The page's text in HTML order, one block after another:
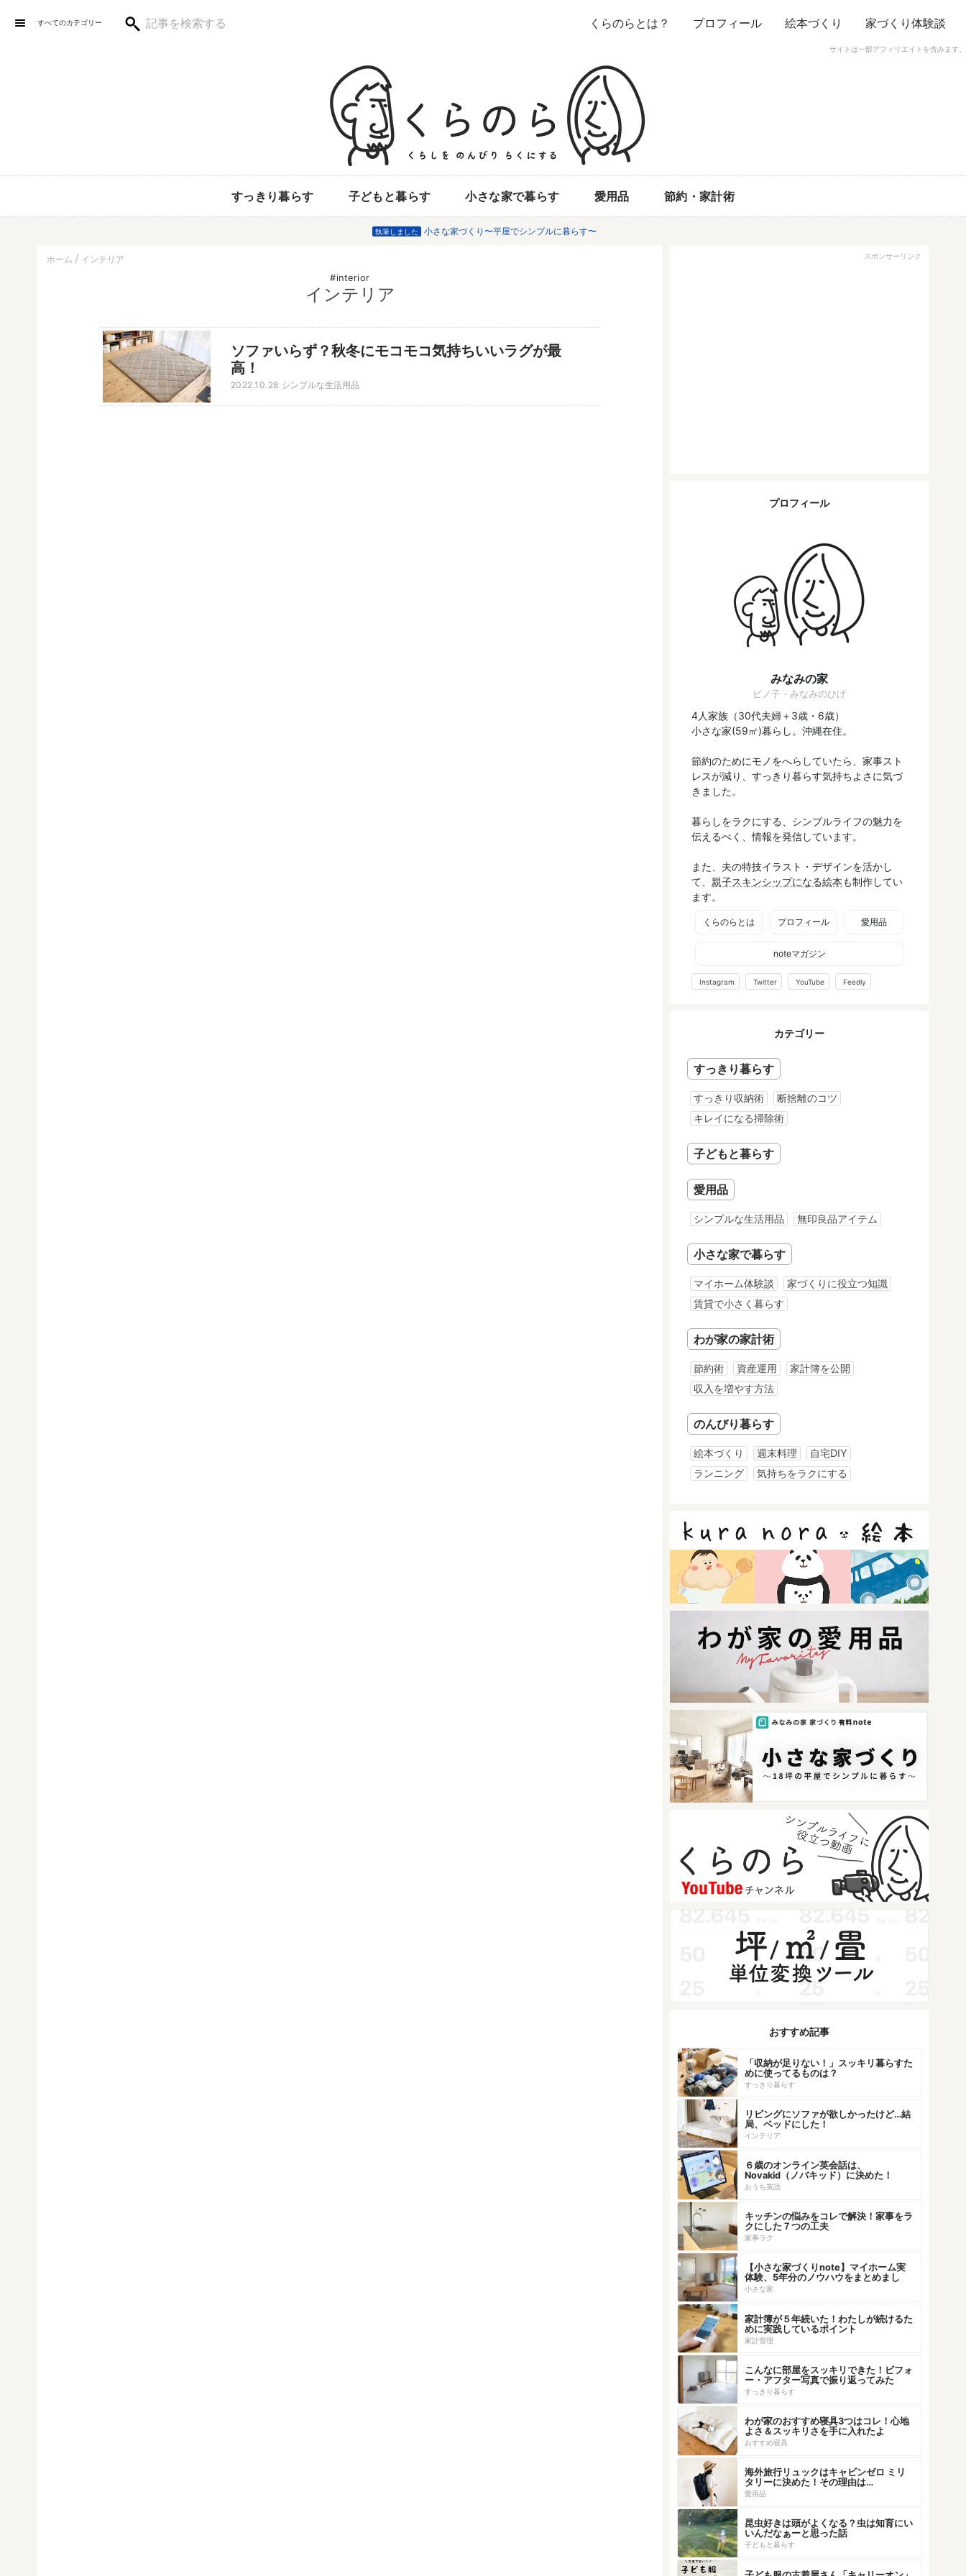
サイトは一部アフィリエイトを含みます。
すべてのカテゴリー くらのらとは？ プロフィール 絵本づくり 家づくり体験談
すっきり暮らす 子どもと暮らす 小さな家で暮らす 愛用品 節約・家計術
執筆しました 小さな家づくり〜平屋でシンプルに暮らす〜
ホーム
インテリア
interior
インテリア
ソファいらず？秋冬にモコモコ気持ちいいラグが最
高！
2022.10.28 シンプルな生活用品
スポンサーリンク
プロフィール
みなみの家
ピノ子・みなみのひげ
4人家族（30代夫婦＋3歳・6歳）
小さな家(59㎡)暮らし。沖縄在住。
節約のためにモノをへらしていたら、家事スト
レスが減り、すっきり暮らす気持ちよさに気づ
きました。
暮らしをラクにする、シンプルライフの魅力を
伝えるべく、情報を発信しています。
また、夫の特技イラスト・デザインを活かし
て、 親子スキンシップになる絵本も制作してい
ます。
くらのらとは プロフィール 愛用品
noteマガジン
Instagram Twitter YouTube Feedly
カテゴリー
すっきり暮らす
すっきり収納術
断捨離のコツ
キレイになる掃除術
子どもと暮らす
愛用品
シンプルな生活用品 無印良品アイテム
小さな家で暮らす
マイホーム体験談
家づくりに役立つ知識
賃貸で小さく暮らす
わが家の家計術
節約術 資産運用
家計簿を公開
収入を増やす方法
のんびり暮らす
絵本づくり 週末料理
自宅DIY
ランニング
気持ちをラクにする
おすすめ記事
「収納が足りない！」スッキリ暮らすた
めに使ってるものは？
すっきり暮らす
リビングにソファが欲しかったけど…結
局、ベッドにした！
インテリア
６歳のオンライン英会話は、
Novakid（ノバキッド）に決めた！
おうち英語
キッチンの悩みをコレで解決！家事をラ
クにした７つの工夫
家事ラク
【小さな家づくりnote】マイホーム実
体験、5年分のノウハウをまとめまし
た！
小さな家
家計簿が５年続いた！わたしが続けるた
めに実践しているポイント
家計管理
こんなに部屋をスッキリできた！ビフォ
ー・アフター写真で振り返ってみた
すっきり暮らす
わが家のおすすめ寝具3つはコレ！心地
よさ＆スッキリさを手に入れたよ
おすすめ寝具
海外旅行リュックはキャビンゼロ ミリ
タリーに決めた！その理由は…
愛用品
昆虫好きは頭がよくなる？虫は知育にい
いんだなぁーと思った話
子どもと暮らす